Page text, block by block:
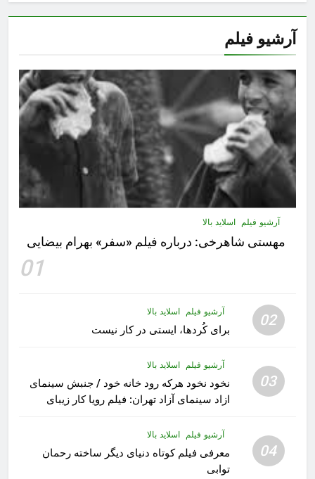
آرشیو فیلم
آرشیو فیلم اسلاید بالا
مهستى شاهرخى:‌ درباره فيلم «سفر» بهرام بیضایی
01
02 آرشیو فیلم اسلاید بالا
برای کُردها، ایستی در کار نیست
03
آرشیو فیلم اسلاید بالا
نخود نخود هرکه رود خانه خود / جنبش سینمای
ازاد سینمای آزاد تهران: فیلم رویا کار زیبای
04
آرشیو فیلم اسلاید بالا
معرفی فیلم کوتاه دنیای دیگر ساخته رحمان
توابی